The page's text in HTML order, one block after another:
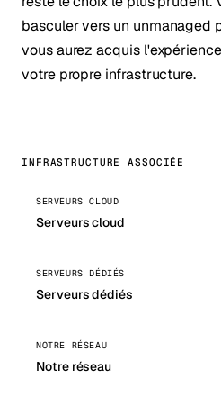
basculer vers un unmanaged
vous aurez acquis
votre propre infrastructure.
INFRASTRUCTURE ASSOCIÉE
SERVEURS CLOUD
Serveurs cloud
SERVEURS DÉDIÉS
Serveurs dédiés
NOTRE RÉSEAU
Notre réseau